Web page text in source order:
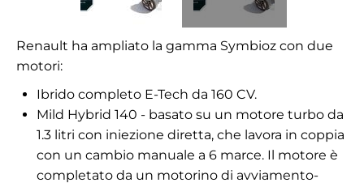
Renault ha ampliato la gamma Symbioz con due
motori:
Ibrido completo E-Tech da 160 CV.
Mild Hybrid 140 - basato su un motore turbo da
1.3 litri con iniezione diretta, che lavora in coppia
con un cambio manuale a 6 marce. Il motore è
completato da un motorino di avviamento-